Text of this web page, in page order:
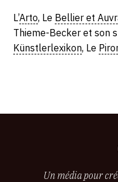
L’Arto, Le Bellier et
Thieme-Becker et son
Künstlerlexikon, Le
Un média pour